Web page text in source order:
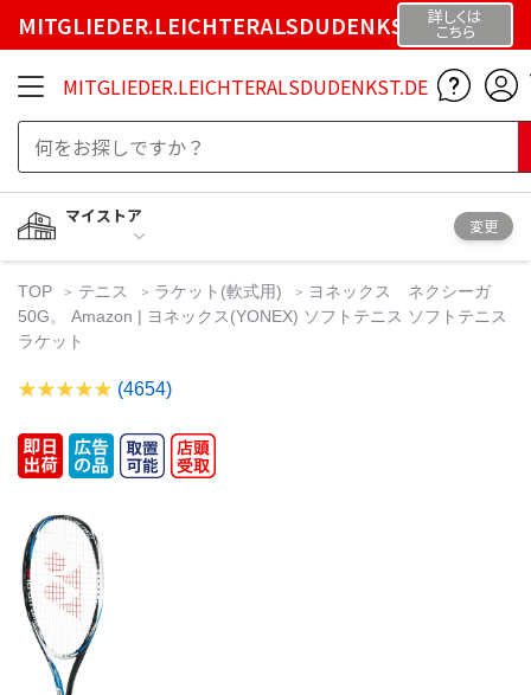
MITGLIEDER.LEICHTERALSDUDENKST.DE詳しくは
こちら
MITGLIEDER.LEICHTERALSDUDENKST.DE
マイストア
変更
TOP テニス ラケット(軟式用)
ヨネックス ネクシーガ
50G。 Amazon | ヨネックス(YONEX) ソフトテニス ソフトテニス
ラケット
(4654)